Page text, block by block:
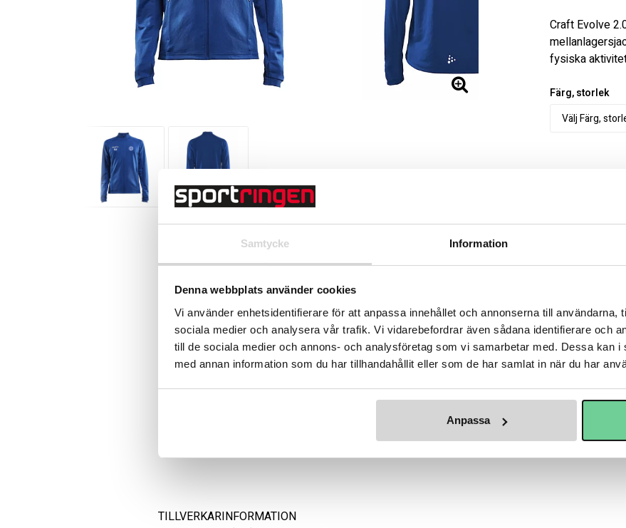
Samtycke Information
Denna webbplats använder cookies
Vi använder enhetsidentifierare för att anpassa innehållet och annonserna till användarna,
sociala medier och analysera vår trafik. Vi vidarebefordrar även sådana identifierare och
till de sociala medier och annons- och analysföretag som vi samarbetar med. Dessa kan i
med annan information som du har tillhandahållit eller som de har samlat in när du har
Anpassa
Lägg till i
Craft Evolve
fysiska
Färg, storlek
Beskrivning
Art.nr: 1914757_VSGF
Craft Evolve 2.0 Full Zip Jacket är en stretchig och slitstark mellanlagersjacka som ger bra
aktiviteter. Plagget är gjort av återvunnen polyester och representerar den nya generationens
att minimera miljöpåverkan. Utöver ett nytt material är jackan även uppdaterad med en ny,
TILLVERKARINFORMATION